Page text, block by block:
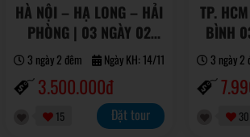
HÀ NỘI – HẠ LONG – HẢI
PHÒNG | 03 NGÀY 02
ĐÊM
3 ngày 2 đêm Ngày KH: 14/11
3.500.000đ
15 Đặt tour
TP.
BÌNH
3 ngày 2
30